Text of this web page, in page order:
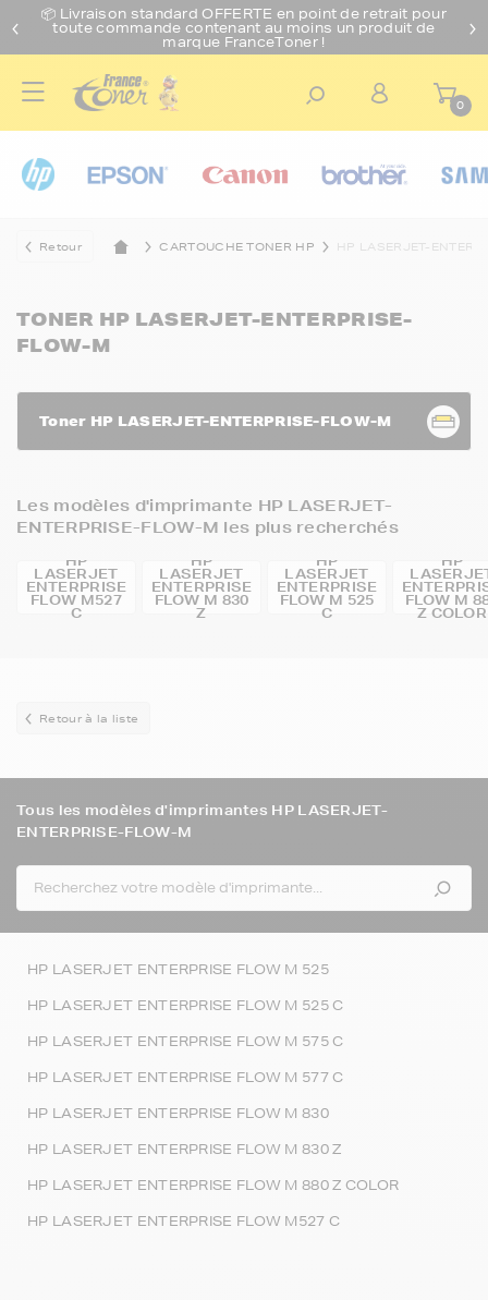
📦 Livraison standard OFFERTE en point de retrait pour
toute commande contenant au moins un produit de
marque FranceToner !
0
Retour CARTOUCHE TONER HP HP LASERJET-
TONER HP LASERJET-ENTERPRISE-
FLOW-M
Toner HP LASERJET-ENTERPRISE-FLOW-M
Les modèles d'imprimante HP LASERJET-
ENTERPRISE-FLOW-M les plus recherchés
HP
LASERJET
ENTERPRISE
FLOW M527
C
HP
LASERJET
ENTERPRISE
FLOW M 830
Z
HP
LASERJET
ENTERPRISE
FLOW M 525
C
HP
FLOW M
Z COLOR
Retour à la liste
Tous les modèles d'imprimantes HP LASERJET-
ENTERPRISE-FLOW-M
HP LASERJET ENTERPRISE FLOW M 525
HP LASERJET ENTERPRISE FLOW M 525 C
HP LASERJET ENTERPRISE FLOW M 575 C
HP LASERJET ENTERPRISE FLOW M 577 C
HP LASERJET ENTERPRISE FLOW M 830
HP LASERJET ENTERPRISE FLOW M 830 Z
HP LASERJET ENTERPRISE FLOW M 880 Z COLOR
HP LASERJET ENTERPRISE FLOW M527 C